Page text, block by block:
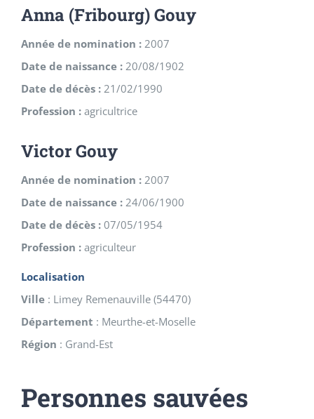
Anna (Fribourg) Gouy
Année de nomination : 2007
Date de naissance : 20/08/1902
Date de décès : 21/02/1990
Profession : agricultrice
Victor Gouy
Année de nomination : 2007
Date de naissance : 24/06/1900
Date de décès : 07/05/1954
Profession : agriculteur
Localisation
Ville : Limey Remenauville (54470)
Département : Meurthe-et-Moselle
Région : Grand-Est
Personnes sauvées